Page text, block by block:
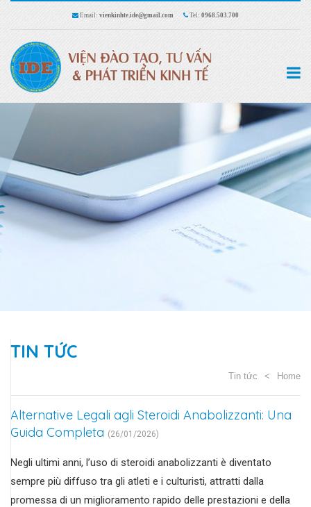
Email: vienkinhte.ide@gmail.com Tel: 0968.503.700
TIN TỨC
Home
Tin tức
Alternative Legali agli Steroidi Anabolizzanti: Una
Guida Completa (26/01/2026)
Negli ultimi anni, l’uso di steroidi anabolizzanti è diventato
sempre più diffuso tra gli atleti e i culturisti, attratti dalla
promessa di un miglioramento rapido delle prestazioni e della